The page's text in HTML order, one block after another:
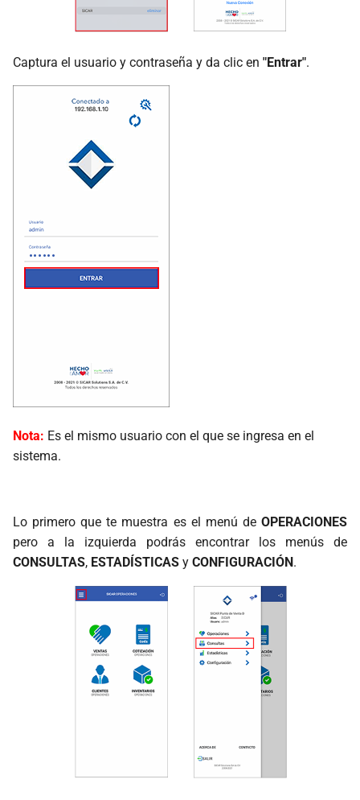
Facturación CFDI
Cotización
Promociones
Devoluciones a Proveedor
Estadísticas
Procesos
Configuración Operatividad
Configuración de Respaldos
Captura el usuario y contraseña y da clic en "Entrar".
Nota: Es el mismo usuario con el que se ingresa en el
sistema.
Lo primero que te muestra es el menú de OPERACIONES
pero a la izquierda podrás encontrar los menús de
CONSULTAS, ESTADÍSTICAS y CONFIGURACIÓN .